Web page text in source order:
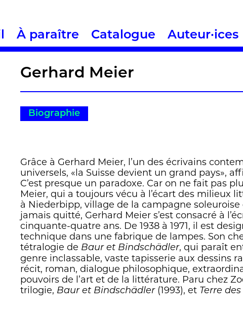
À paraître Catalogue Auteur·ices
Gerhard Meier
Biographie
Grâce à Gerhard Meier, l’un des écrivains
universels, «la Suisse devient un grand pays»,
C’est presque un paradoxe. Car on ne fait pas
Meier, qui a toujours vécu à l’écart des milieux
à Niederbipp, village de la campagne soleuroise
jamais quitté, Gerhard Meier s’est consacré à
cinquante-quatre ans. De 1938 à 1971, il est
technique dans une fabrique de lampes. Son
tétralogie de Baur et Bindschädler, qui paraît
genre inclassable, vaste tapisserie aux dessins
récit, roman, dialogue philosophique,
pouvoirs de l’art et de la littérature. Paru chez
trilogie, Baur et Bindschädler(1993), et Terre